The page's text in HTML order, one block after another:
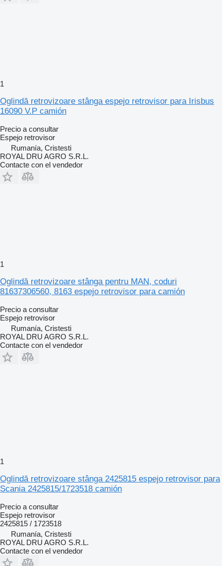
1
Oglindă retrovizoare stânga espejo retrovisor para Irisbus
16090 V.P camión
Precio a consultar
Espejo retrovisor
Rumanía, Cristesti
ROYAL DRU AGRO S.R.L.
Contacte con el vendedor
1
Oglindă retrovizoare stânga pentru MAN, coduri
81637306560, 8163 espejo retrovisor para camión
Precio a consultar
Espejo retrovisor
Rumanía, Cristesti
ROYAL DRU AGRO S.R.L.
Contacte con el vendedor
1
Oglindă retrovizoare stânga 2425815 espejo retrovisor para
Scania 2425815/1723518 camión
Precio a consultar
Espejo retrovisor
2425815 / 1723518
Rumanía, Cristesti
ROYAL DRU AGRO S.R.L.
Contacte con el vendedor